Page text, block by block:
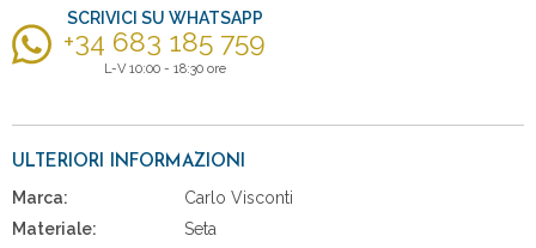
SCRIVICI SU WHATSAPP
+34 683 185 759
L-V 10:00 - 18:30 ore
ULTERIORI INFORMAZIONI
Marca:
Carlo Visconti
Materiale:
Seta